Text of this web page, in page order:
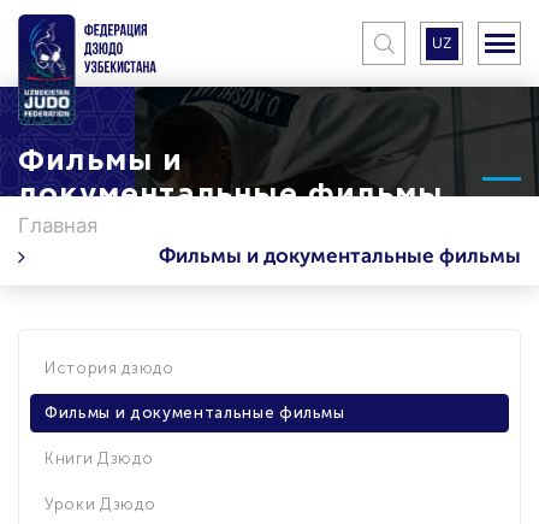
UZ
Фильмы и
документальные фильмы
Главная
Фильмы и документальные фильмы
История дзюдо
Фильмы и документальные фильмы
Книги Дзюдо
Уроки Дзюдо